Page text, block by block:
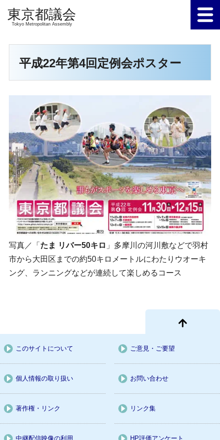
Tokyo Metropolitan Assembly
平成22年第4回定例会ポスター
写真／「 たま リバー50キロ 」多摩川の河川敷などで羽村
市から大田区までの約50キロメートルにわたりウオーキ
ング、ランニングなどが連続して楽しめるコース
このサイトについて ご意見・ご要望
個人情報の取り扱い お問い合わせ
著作権・リンク リンク集
中継配信映像の利用 HP評価アンケート